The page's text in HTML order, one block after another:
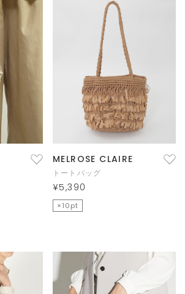
MELROSE CLAIRE
トートバッグ
¥5,390
×10pt